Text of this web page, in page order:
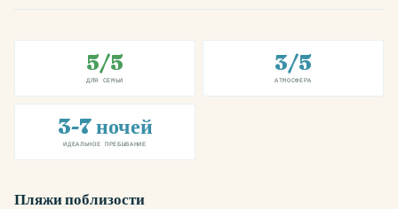
5/5
ДЛЯ СЕМЬИ
3/5
АТМОСФЕРА
3-7 ночей
ИДЕАЛЬНОЕ ПРЕБЫВАНИЕ
Пляжи поблизости